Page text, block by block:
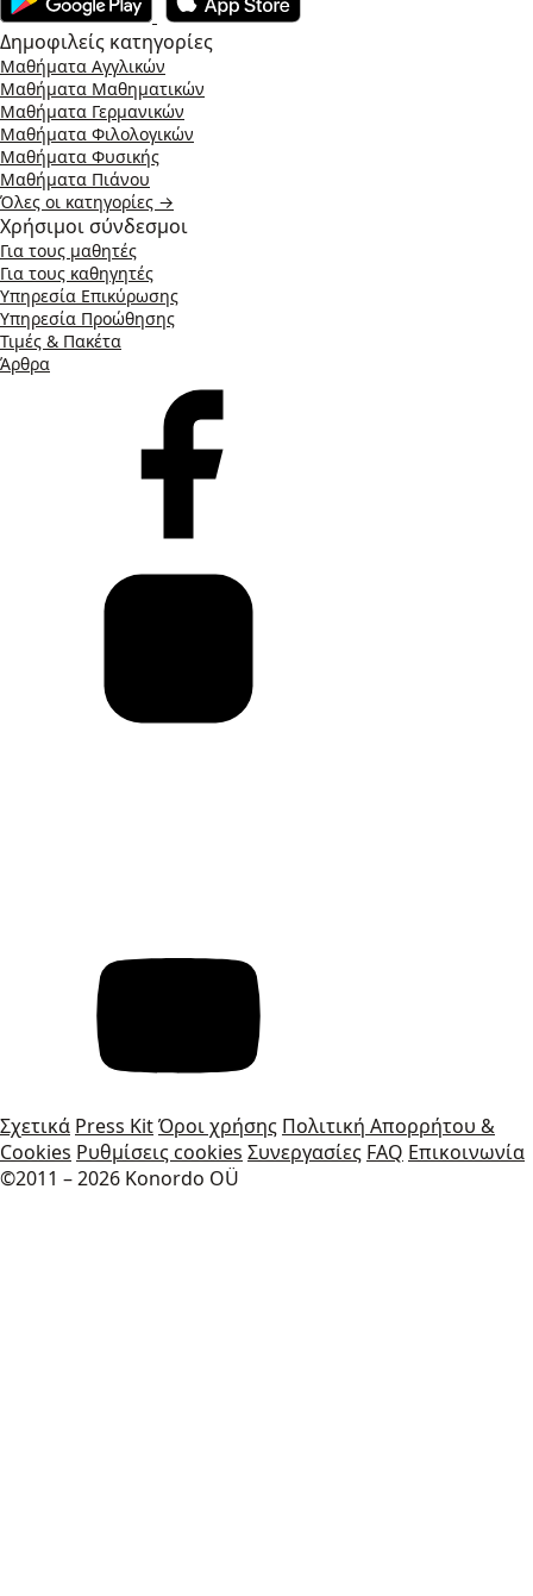
Δημοφιλείς κατηγορίες
Μαθήματα Αγγλικών
Μαθήματα Μαθηματικών
Μαθήματα Γερμανικών
Μαθήματα Φιλολογικών
Μαθήματα Φυσικής
Μαθήματα Πιάνου
Όλες οι κατηγορίες →
Χρήσιμοι σύνδεσμοι
Για τους μαθητές
Για τους καθηγητές
Υπηρεσία Επικύρωσης
Υπηρεσία Προώθησης
Τιμές & Πακέτα
Άρθρα
Σχετικά Press KitΌροι χρήσης Πολιτική Απορρήτου &
Cookies Ρυθμίσεις cookies Συνεργασίες FAQ Επικοινωνία
©2011 – 2026 Konordo OÜ